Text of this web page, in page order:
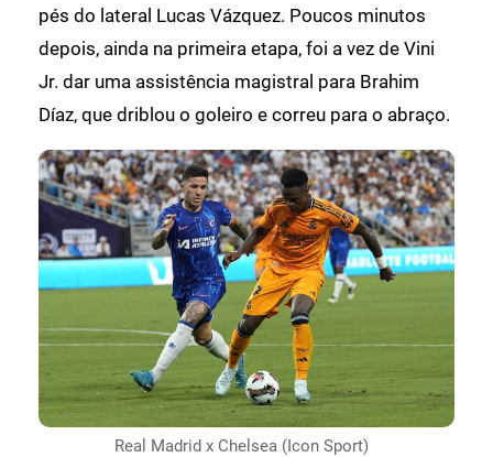
pés do lateral Lucas Vázquez. Poucos minutos
depois, ainda na primeira etapa, foi a vez de Vini
Jr. dar uma assistência magistral para Brahim
Díaz, que driblou o goleiro e correu para o abraço.
Real Madrid x Chelsea (Icon Sport)